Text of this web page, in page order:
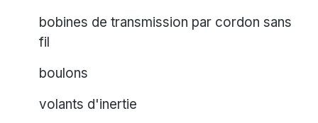
bobines de transmission par cordon sans
fil
boulons
volants d'inertie